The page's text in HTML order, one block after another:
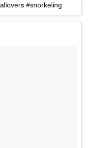
#snorkeling